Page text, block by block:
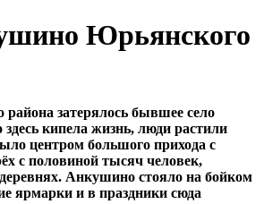
Юрьянского
затерялось бывшее село
кипела жизнь, люди растили
центром большого прихода с
с половиной тысяч человек,
Анкушино стояло на бойком
ярмарки и в праздники сюда